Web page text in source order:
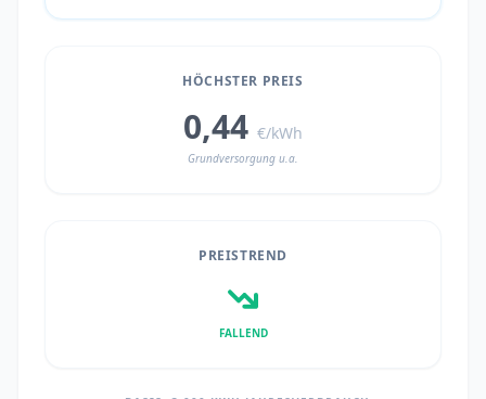
HÖCHSTER PREIS
0,44 €/kWh
Grundversorgung u.a.
PREISTREND
FALLEND